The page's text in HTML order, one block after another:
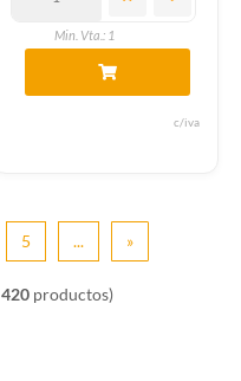
Min. Vta.: 1
c/iva
5 ... »
420productos)